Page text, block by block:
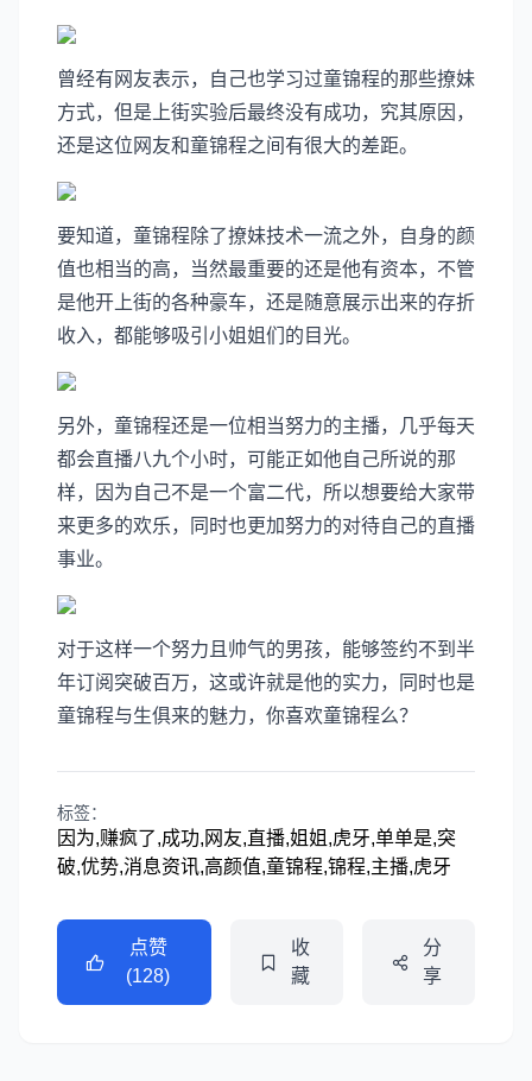
曾经有网友表示，自己也学习过童锦程的那些撩妹
方式，但是上街实验后最终没有成功，究其原因，
还是这位网友和童锦程之间有很大的差距。
要知道，童锦程除了撩妹技术一流之外，自身的颜
值也相当的高，当然最重要的还是他有资本，不管
是他开上街的各种豪车，还是随意展示出来的存折
收入，都能够吸引小姐姐们的目光。
另外，童锦程还是一位相当努力的主播，几乎每天
都会直播八九个小时，可能正如他自己所说的那
样，因为自己不是一个富二代，所以想要给大家带
来更多的欢乐，同时也更加努力的对待自己的直播
事业。
对于这样一个努力且帅气的男孩，能够签约不到半
年订阅突破百万，这或许就是他的实力，同时也是
童锦程与生俱来的魅力，你喜欢童锦程么？
标签：
因为,赚疯了,成功,网友,直播,姐姐,虎牙,单单是,突
破,优势,消息资讯,高颜值,童锦程,锦程,主播,虎牙
点赞
(128)
收
藏
分
享